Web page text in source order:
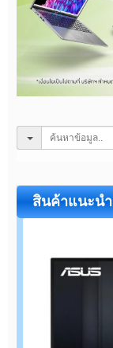
สินค้าแนะนำ